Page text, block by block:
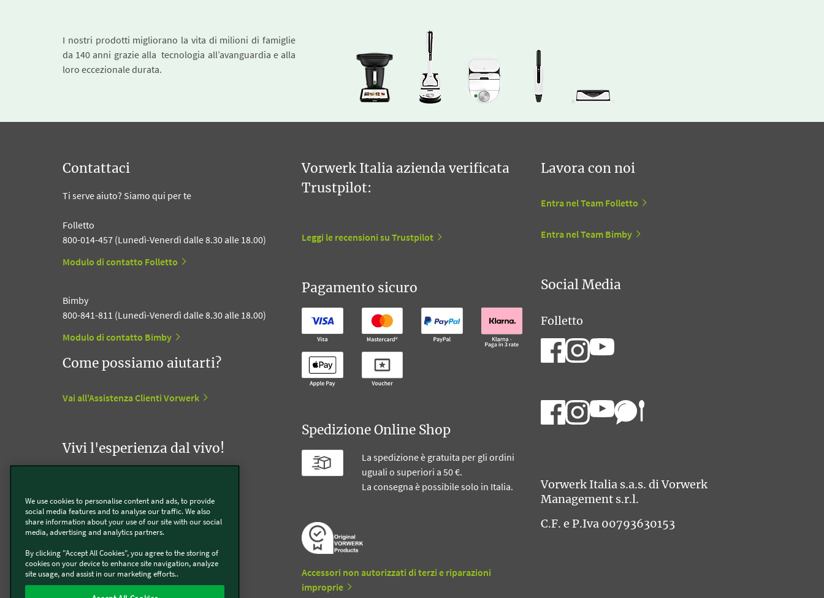
I nostri prodotti migliorano la vita di milioni di famiglie
da 140 anni grazie alla tecnologia all’avanguardia e alla
loro eccezionale durata.
Contattaci
Ti serve aiuto? Siamo qui per te
Folletto
800-014-457 (Lunedì-Venerdì dalle 8.30 alle 18.00)
Modulo di contatto Folletto
Bimby
800-841-811 (Lunedì-Venerdì dalle 8.30 alle 18.00)
Modulo di contatto Bimby
Come possiamo aiutarti?
Vai all'Assistenza Clienti Vorwerk
Vivi l'esperienza dal vivo!
Appuntamento con un Incaricato Bimby
Vorwerk Italia azienda verificata
Trustpilot:
Leggi le recensioni su Trustpilot
Pagamento sicuro
Spedizione Online Shop
La spedizione è gratuita per gli ordini
uguali o superiori a 50 €.
La consegna è possibile solo in Italia.
Accessori non autorizzati di terzi e riparazioni
improprie
Lavora con noi
Entra nel Team Folletto
Entra nel Team Bimby
Social Media
Folletto
Vorwerk Italia s.a.s. di Vorwerk
Management s.r.l.
C.F. e P.Iva 00793630153
We use cookies to personalise content and ads, to provide
social media features and to analyse our traffic. We also
share information about your use of our site with our social
media, advertising and analytics partners.
By clicking "Accept All Cookies", you agree to the storing of
cookies on your device to enhance site navigation, analyze
site usage, and assist in our marketing efforts..